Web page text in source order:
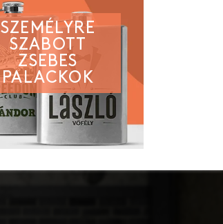
SZEMÉLYRE
SZABOTT
ZSEBES
PALACKOK